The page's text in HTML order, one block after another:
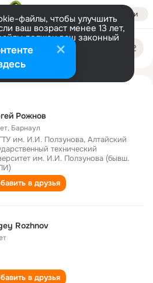
Войти
файлы, чтобы улучшить
ваш возраст менее 13 лет,
должен ваш законный
информации
Настроить
Рожнов
, Барнаул
им. И.И. Ползунова, Алтайский
технический
им. И.И. Ползунова (бывш.
в друзья
Rozhnov
в друзья